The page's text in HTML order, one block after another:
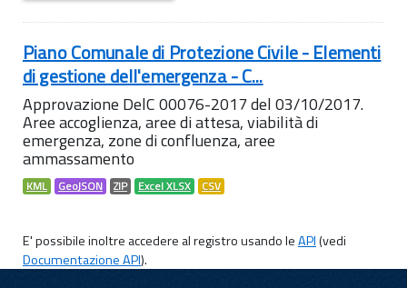
Piano Comunale di Protezione Civile - Elementi
di gestione dell'emergenza - C...
Approvazione DelC 00076-2017 del 03/10/2017.
Aree accoglienza, aree di attesa, viabilità di
emergenza, zone di confluenza, aree
ammassamento
KML GeoJSON ZIP Excel XLSX CSV
E' possibile inoltre accedere al registro usando leAPI(vedi
Documentazione API).